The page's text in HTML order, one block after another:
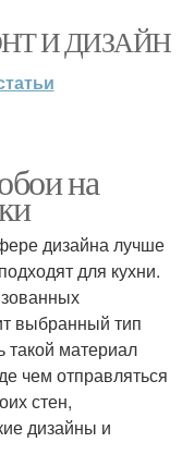
И ДИЗАЙН
на
дизайна лучше
для кухни.
выбранный тип
такой материал
чем отправляться
стен,
дизайны и